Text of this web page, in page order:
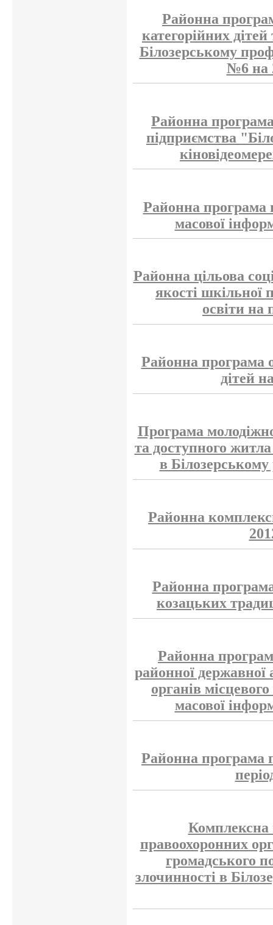
Районна
категорійних
Білозерському
№6 на
Районна
підприємства
Районна програма
масової
Районна цільова
якості шкільної
освіти на
Районна програма
дітей
Програма
та доступного
в
Районна
Районна
козацьких
Районна
районної державної
органів
масової
Районна програма
Комплексна
правоохоронних
громадського
злочинності в